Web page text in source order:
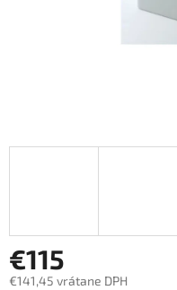
€115
€141,45 vrátane DPH